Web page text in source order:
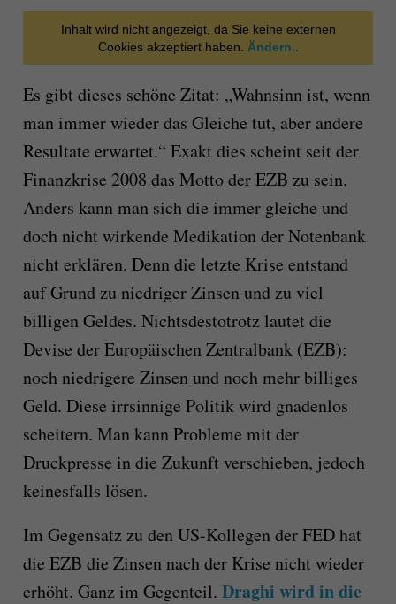
Inhalt wird nicht angezeigt, da Sie keine externen
Cookies akzeptiert haben.
Ändern..
Es gibt dieses schöne Zitat: „Wahnsinn ist, wenn
man immer wieder das Gleiche tut, aber andere
Resultate erwartet.“ Exakt dies scheint seit der
Finanzkrise 2008 das Motto der EZB zu sein.
Anders kann man sich die immer gleiche und
doch nicht wirkende Medikation der Notenbank
nicht erklären. Denn die letzte Krise entstand
auf Grund zu niedriger Zinsen und zu viel
billigen Geldes. Nichtsdestotrotz lautet die
Devise der Europäischen Zentralbank (EZB):
noch niedrigere Zinsen und noch mehr billiges
Geld. Diese irrsinnige Politik wird gnadenlos
scheitern. Man kann Probleme mit der
Druckpresse in die Zukunft verschieben, jedoch
keinesfalls lösen.
Im Gegensatz zu den US-Kollegen der FED hat
die EZB die Zinsen nach der Krise nicht wieder
erhöht. Ganz im Gegenteil. Draghi wird in die